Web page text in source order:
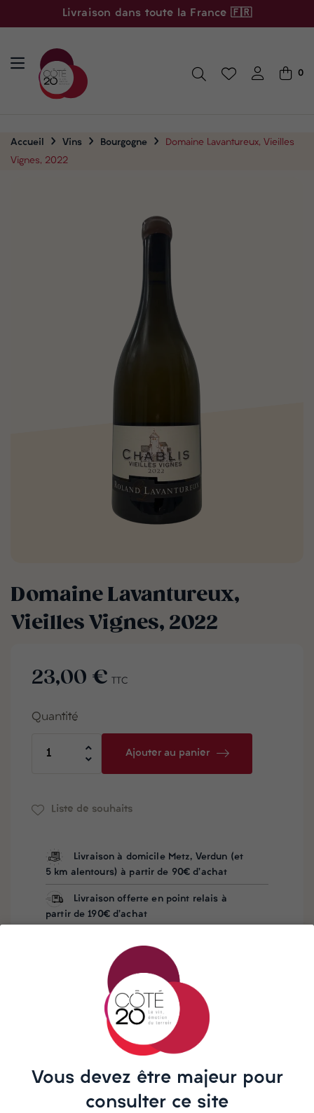
Livraison dans toute la France 🇫🇷
0
Accueil Vins Bourgogne
Domaine Lavantureux, Vieilles
Vignes, 2022
Domaine Lavantureux,
Vieilles Vignes, 2022
23,00 € TTC
Quantité
Ajouter au panier
Liste de souhaits
Livraison à domicile Metz, Verdun (et
5 km alentours) à partir de 90€ d'achat
Livraison offerte en point relais à
partir de 190€ d'achat
répond sur WhatsApp
La description
Vous devez être majeur pour
consulter ce site